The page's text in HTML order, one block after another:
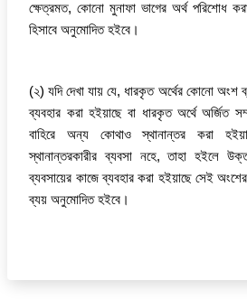
ক্ষেত্রমত, কোনো মুনাফা ভাগের অর্থ পরিশোধ
হিসাবে অনুমোদিত হইবে।
(২) যদি দেখা যায় যে, ধারকৃত অর্থের কোনো অংশ
ব্যবহার করা হইয়াছে বা ধারকৃত অর্থে অর্জিত
বাহিরে অন্য কোথাও স্থানান্তর করা
স্থানান্তরকারীর ব্যবসা নহে, তাহা হইলে
ব্যবসায়ের কাজে ব্যবহার করা হইয়াছে সেই
ব্যয় অনুমোদিত হইবে।